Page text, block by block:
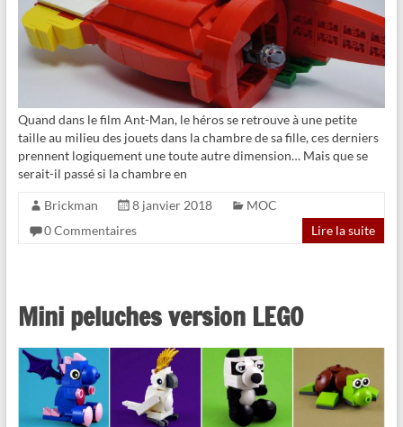
Quand dans le film Ant-Man, le héros se retrouve à une petite
taille au milieu des jouets dans la chambre de sa fille, ces derniers
prennent logiquement une toute autre dimension… Mais que se
serait-il passé si la chambre en
Brickman 8 janvier 2018
MOC
0 Commentaires
Lire la suite
Mini peluches version LEGO